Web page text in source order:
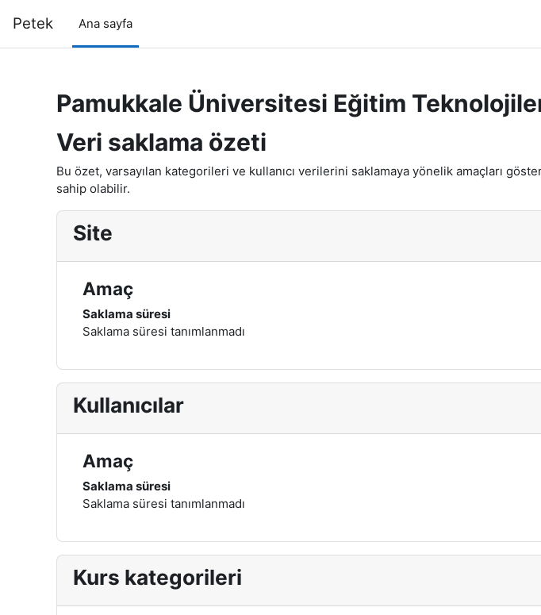
Petek Ana sayfa
Pamukkale Üniversitesi Eğitim
Veri saklama özeti
Bu özet, varsayılan kategorileri ve kullanıcı verilerini saklamaya yönelik amaçları
sahip olabilir.
Site
Amaç
Saklama süresi
Saklama süresi tanımlanmadı
Kullanıcılar
Amaç
Saklama süresi
Saklama süresi tanımlanmadı
Kurs kategorileri